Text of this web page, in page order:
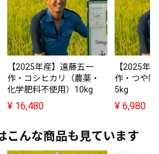
【2025年産】遠藤五一
作・コシヒカリ（農薬・
化学肥料不使用）10kg
¥ 16,480
【2025年
作・つや
5kg
¥ 6,980
こんな商品も見ています